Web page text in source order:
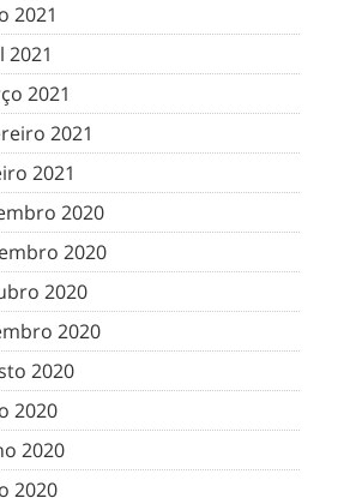
2021
2021
2021
2021
2021
2020
2020
2020
2020
2020
2020
2020
2020